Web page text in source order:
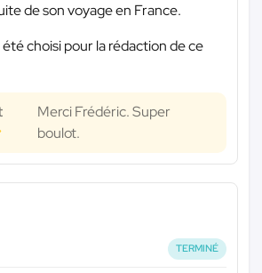
de son voyage en France.
été choisi pour la rédaction de ce
Merci Frédéric. Super
boulot.
TERMINÉ